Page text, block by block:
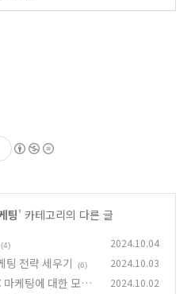
팅' 카테고리의 다른 글
(4) 2024.10.04
팅 전략 세우기 (6) 2024.10.03
마케팅에 대한 모든
2024.10.02